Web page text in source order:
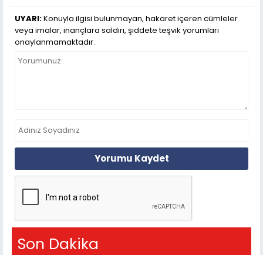
UYARI:Konuyla ilgisi bulunmayan, hakaret içeren cümleler
veya imalar, inançlara saldırı, şiddete teşvik yorumları
onaylanmamaktadır.
Yorumu Kaydet
Son Dakika